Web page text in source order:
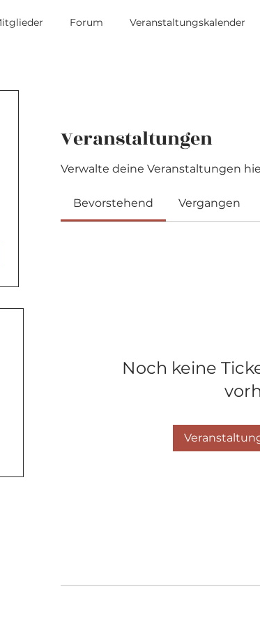
Forum Veranstaltungskalender
Veranstaltungen
Verwalte deine Veranstaltungen
Bevorstehend Vergangen
Noch keine